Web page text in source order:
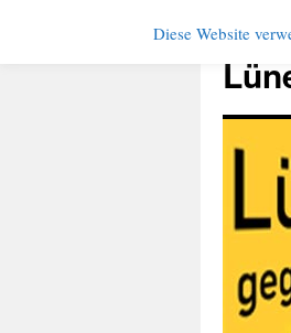
Zum
springen
Diese Website